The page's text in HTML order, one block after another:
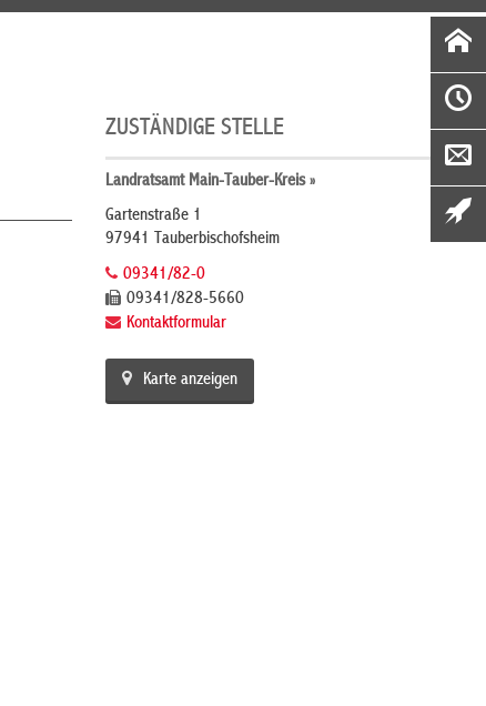
ZUSTÄNDIGE STELLE
Landratsamt Main-Tauber-Kreis »
Gartenstraße 1
97941 Tauberbischofsheim
09341/82-0
09341/828-5660
Kontaktformular
Karte anzeigen